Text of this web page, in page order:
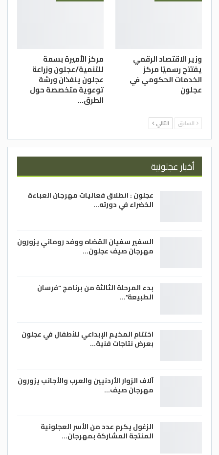
وزير الاقتصاد الرقمي
يفتتح رسميًا مركز
الخدمات الحكومي في
عجلون
مركز الأميرة بسمة
للتنمية/عجلون وزراعة
عجلون ينفذان ورشة
توعوية متخصصة حول
الطرق…
السابق التالي
أخبار عجلونية
عجلون : انطلاق فعاليات مهرجان العباءة
الخضراء في دورته…
السفير سفيان القضاه ووفد روماني يزورون
مهرجان صيف عجلون…
بدء المرحلة الثالثة من برنامج “فرسان
الطبيعة”…
اختتام المخيم الإبداعي للأطفال في عجلون
بعرض نتاجات فنية…
آلاف الزوار الأردنيين والعرب والأجانب يزورون
مهرجان صيف…
الزغول يكرم عدد من الأسر العجلونية
المنتجة المشاركة بمهرجان…